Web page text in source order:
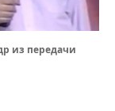
из передачи